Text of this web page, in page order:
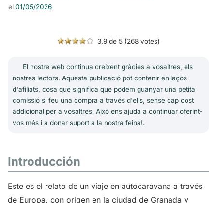
el 01/05/2026
3.9 de 5 (268 votes)
El nostre web continua creixent gràcies a vosaltres, els
nostres lectors. Aquesta publicació pot contenir enllaços
d'afiliats, cosa que significa que podem guanyar una petita
comissió si feu una compra a través d'ells, sense cap cost
addicional per a vosaltres. Això ens ajuda a continuar oferint-
vos més i a donar suport a la nostra feina!.
Introducción
Este es el relato de un viaje en autocaravana a través
de Europa, con origen en la ciudad de Granada y